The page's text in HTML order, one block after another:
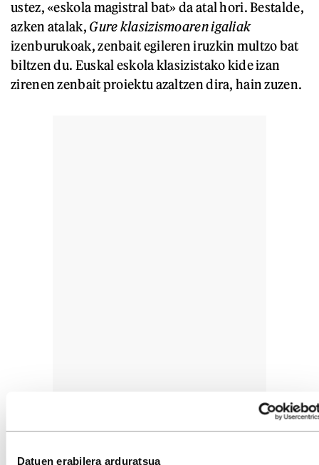
Datuen erabilera arduratsua
ustez, «eskola magistral bat» da atal hori. Bestalde,
azken atalak, Gure klasizismoaren igaliak
izenburukoak, zenbait egileren iruzkin multzo bat
biltzen du. Euskal eskola klasizistako kide izan
zirenen zenbait proiektu azaltzen dira, hain zuzen.